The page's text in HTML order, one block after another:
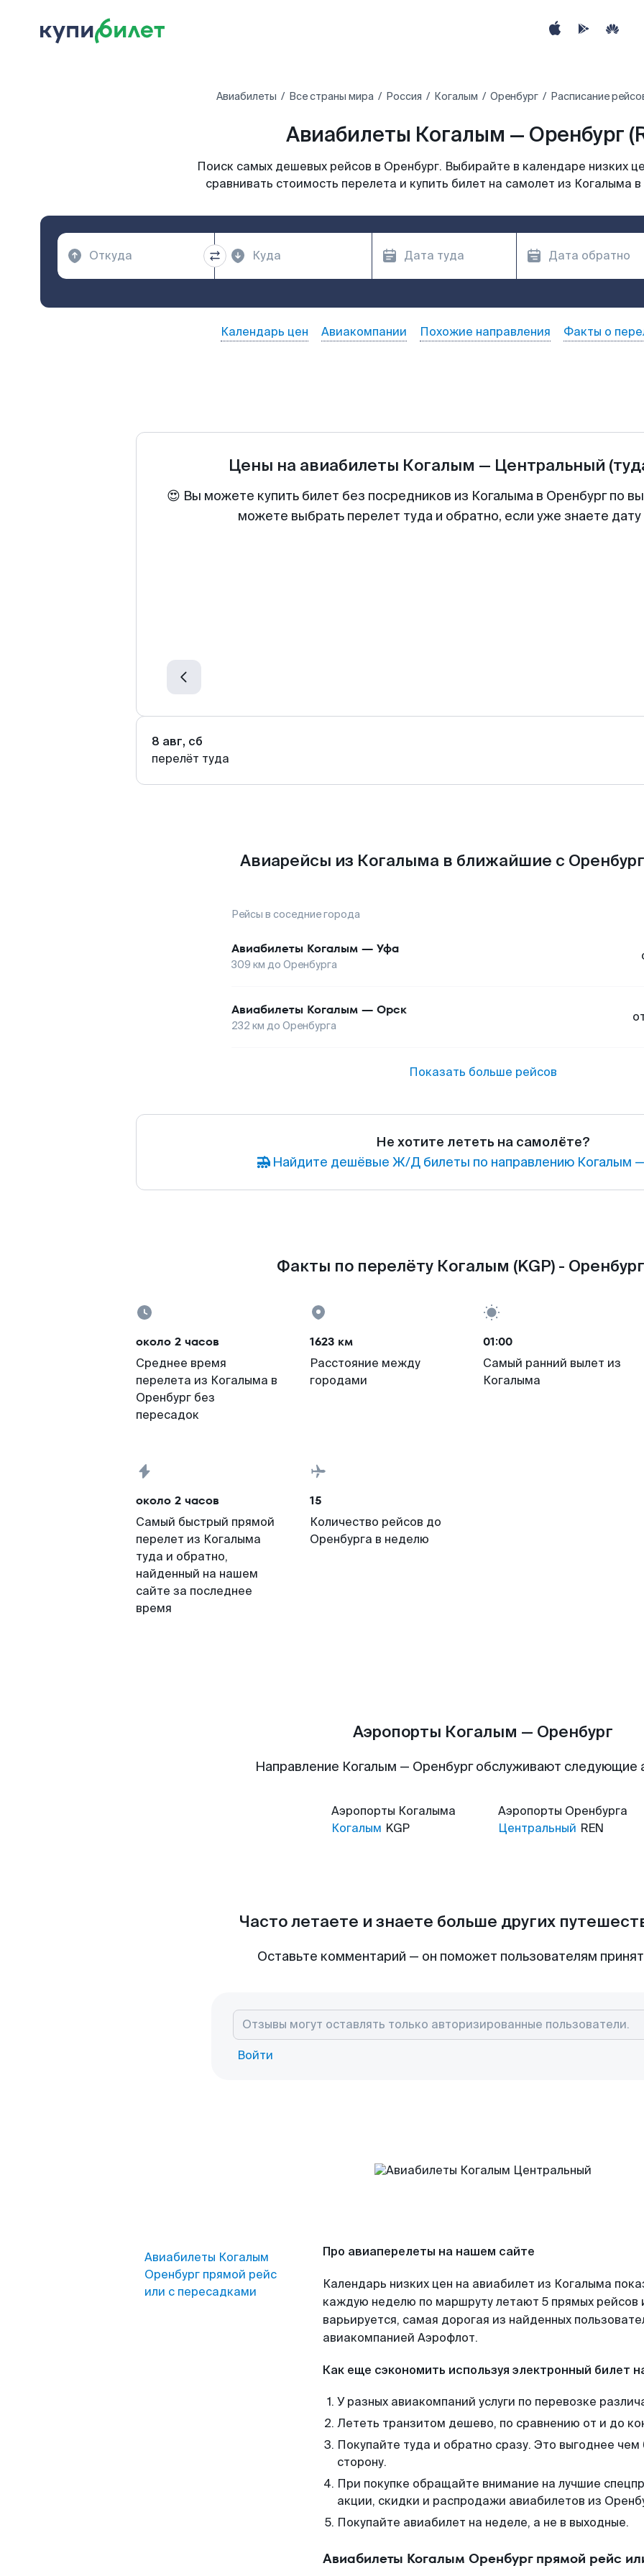
Авиабилеты Все страны мира Россия Когалым Оренбург Расписание
Авиабилеты Когалым — Оренбург
Поиск самых дешевых рейсов в Оренбург. Выбирайте в календаре низких
сравнивать стоимость перелета и купить билет на самолет из Когалыма
Календарь цен Авиакомпании Похожие направления Факты о
Цены на авиабилеты Когалым — Центральный
😍 Вы можете купить билет без посредников из Когалыма в Оренбург по
можете выбрать перелет туда и обратно, если уже знаете
8 авг, сб
перелёт туда
Авиарейсы из Когалыма в ближайшие с
Рейсы в соседние города
Авиабилеты Когалым — Уфа
309 км до Оренбурга
Авиабилеты Когалым — Орск
232 км до Оренбурга
Показать больше рейсов
Не хотите лететь на самолёте?
Найдите дешёвые Ж/Д билеты по направлению Когалым
Факты по перелёту Когалым (KGP) - Оренбург
около 2 часов
Среднее время
перелета из Когалыма в
Оренбург без
пересадок
1623 км
Расстояние между
городами
01:00
Самый ранний вылет из
Когалыма
около 2 часов
Самый быстрый прямой
перелет из Когалыма
туда и обратно,
найденный на нашем
сайте за последнее
время
15
Количество рейсов до
Оренбурга в неделю
Аэропорты Когалым — Оренбург
Направление Когалым — Оренбург обслуживают следующие
Аэропорты Когалыма
Когалым KGP
Аэропорты Оренбурга
Центральный REN
Часто летаете и знаете больше других
Оставьте комментарий — он поможет пользователям
Войти
Авиабилеты Когалым
Оренбург прямой рейс
или с пересадками
Про авиаперелеты на нашем сайте
Календарь низких цен на авиабилет из Когалыма
каждую неделю по маршруту летают 5 прямых рейсов
варьируется, самая дорогая из найденных
авиакомпанией Аэрофлот.
Как еще сэкономить используя электронный билет
У разных авиакомпаний услуги по перевозке
Лететь транзитом дешево, по сравнению от и до
Покупайте туда и обратно сразу. Это выгоднее
сторону.
При покупке обращайте внимание на лучшие
акции, скидки и распродажи авиабилетов из
Покупайте авиабилет на неделе, а не в выходные.
Авиабилеты Когалым Оренбург прямой рейс